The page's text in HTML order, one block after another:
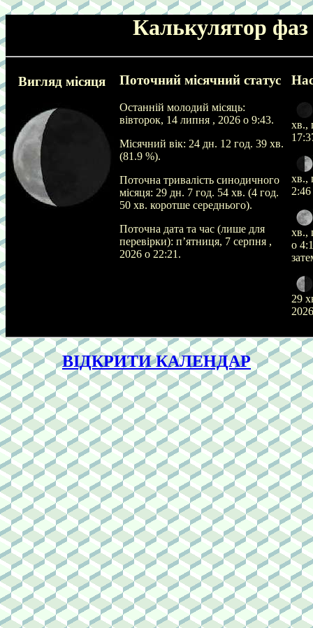
Калькулятор фаз
Вигляд місяця Поточний місячний статус
Останній молодий місяць:
вівторок, 14 липня , 2026 о 9:43.
Місячний вік: 24 дн. 12 год. 39 хв.
(81.9 %).
Поточна тривалість синодичного
місяця: 29 дн. 7 год. 54 хв. (4 год.
50 хв. коротше середнього).
Поточна дата та час (лише для
перевірки): п’ятниця, 7 серпня ,
2026 о 22:21 .
хв.,
хв.,
2:46
хв.,
о
29
ВІДКРИТИ КАЛЕНДАР